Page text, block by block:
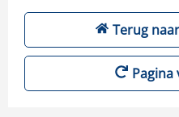
Terug
Pagina